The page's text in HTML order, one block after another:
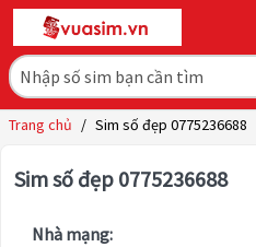
Trang chủ / Sim số đẹp 0775236688
Sim số đẹp 0775236688
Nhà mạng: